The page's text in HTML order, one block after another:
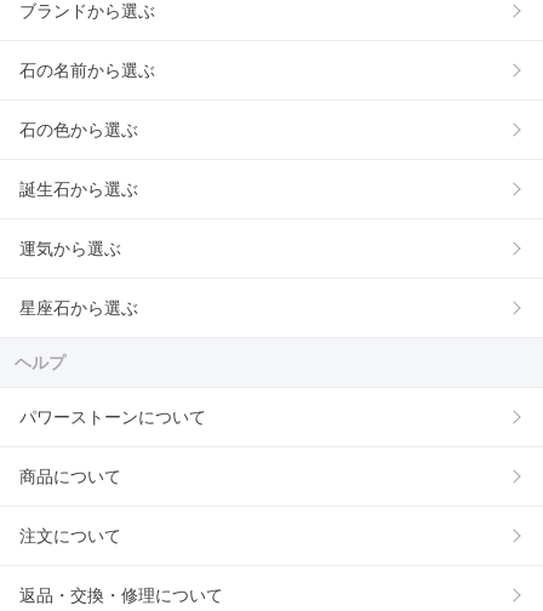
ブランドから選ぶ
石の名前から選ぶ
石の色から選ぶ
誕生石から選ぶ
運気から選ぶ
星座石から選ぶ
ヘルプ
パワーストーンについて
商品について
注文について
返品・交換・修理について